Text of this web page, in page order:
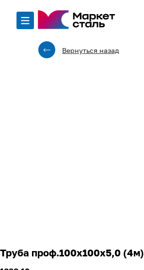
Вернуться назад
Труба проф.100х100х5,0 (4м)